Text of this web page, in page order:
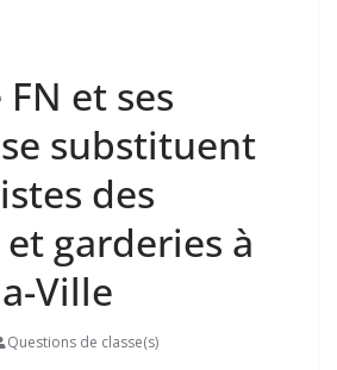
et ses
substituent
des
garderies à
Ville
Questions de classe(s)